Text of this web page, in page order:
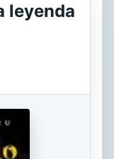
leyenda